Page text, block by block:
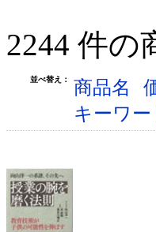
2244 件の
並べ替え： 商品名
キーワ